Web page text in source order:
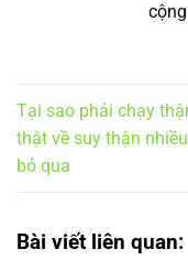
Tại sao phải chạy
thật về suy thận
bỏ qua
Bài viết liên quan: